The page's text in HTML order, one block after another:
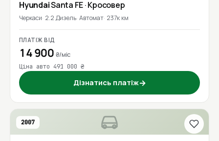
HyundaiSanta FE· Кросовер
Черкаси 2.2 Дизель Автомат 237к км
ПЛАТІЖ ВІД
14 900 ₴/міс
Ціна авто 491 000 ₴
Дізнатись платіж→
2007